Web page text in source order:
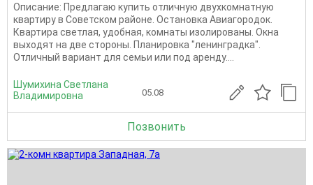
Описание: Предлагаю купить отличную двухкомнатную
квартиру в Советском районе. Остановка Авиагородок.
Квартира светлая, удобная, комнаты изолированы. Окна
выходят на две стороны. Планировка "ленинградка".
Отличный вариант для семьи или под аренду....
Шумихина Светлана
Владимировна
05.08
Позвонить